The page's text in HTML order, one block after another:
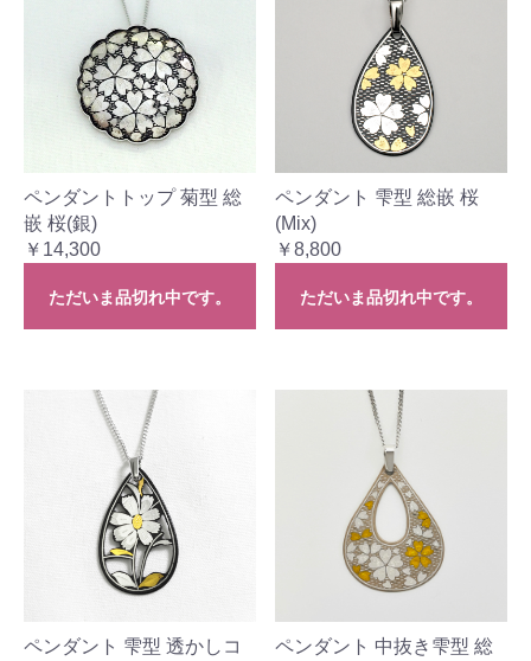
ペンダントトップ 菊型 総
嵌 桜(銀)
￥14,300
ただいま品切れ中です。
ペンダント 雫型 総嵌 桜
(Mix)
￥8,800
ただいま品切れ中です。
ペンダント 雫型 透かしコ
ペンダント 中抜き雫型 総